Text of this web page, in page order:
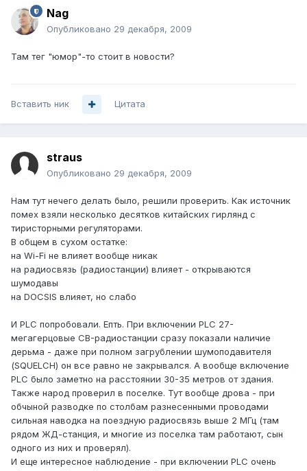
Nag
Опубликовано 29 декабря, 2009
Там тег "юмор"-то стоит в новости?
Вставить ник Цитата
straus
Опубликовано 29 декабря, 2009
Нам тут нечего делать было, решили проверить. Как источник
помех взяли несколько десятков китайских гирлянд с
тиристорными регуляторами.
В общем в сухом остатке:
на Wi-Fi не влияет вообще никак
на радиосвязь (радиостанции) влияет - открываются
шумодавы
на DOCSIS влияет, но слабо
И PLC попробовали. Епть. При включении PLC 27-
мегагерцовые CB-радиостанции сразу показали наличие
дерьма - даже при полном загрублении шумоподавителя
(SQUELCH) он все равно не закрывался. А вообще включение
PLC было заметно на расстоянии 30-35 метров от здания.
Также народ проверил в поселке. Тут вообще дрова - при
обчыной разводке по столбам разнесенными проводами
сильная наводка на поездную радиосвязь выше 2 МГц (там
рядом ЖД-станция, и многие из поселка там работают, сын
одного из них и проверял).
И еще интересное наблюдение - при включении PLC очень